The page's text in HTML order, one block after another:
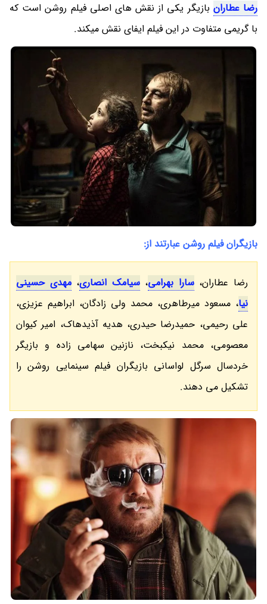
رضا عطاران بازیگر یکی از نقش های اصلی فیلم روشن است که
با گریمی متفاوت در این فیلم ایفای نقش میکند.
بازیگران فیلم روشن عبارتند از:
رضا عطاران،سارا بهرامی،سیامک انصاری،مهدی حسینی
نیا، مسعود میرطاهری، محمد ولی زادگان، ابراهیم عزیزی،
علی رحیمی، حمیدرضا حیدری، هدیه آذیدهاک، امیر کیوان
معصومی، محمد نیکبخت، نازنین سهامی زاده و بازیگر
خردسال سرگل لواسانی بازیگران فیلم سینمایی روشن را
تشکیل می دهند.